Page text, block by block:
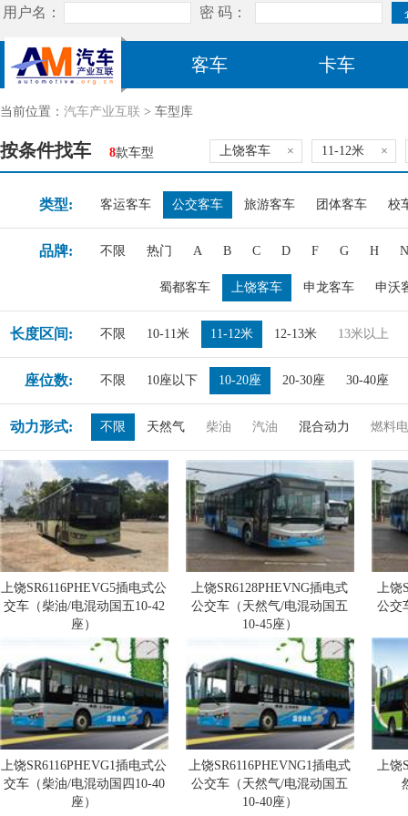
客车 卡车
当前位置： 汽车产业互联 > 车型库
按条件找车 8款车型 上饶客车 × 11-12米 ×
类型: 客运客车 公交客车 旅游客车 团体客车 校
品牌: 不限 热门 A B C D F G H N
蜀都客车 上饶客车 申龙客车 申沃
长度区间: 不限 10-11米 11-12米 12-13米 13米以上
座位数: 不限 10座以下 10-20座 20-30座 30-40座
动力形式: 不限 天然气 柴油 汽油 混合动力 燃料
上饶SR6116PHEVG5插电式公
交车（柴油/电混动国五10-42
座）
上饶SR6128PHEVNG插电式
公交车（天然气/电混动国五
10-45座）
上饶
公交
上饶SR6116PHEVG1插电式公
交车（柴油/电混动国四10-40
座）
上饶SR6116PHEVNG1插电式
公交车（天然气/电混动国五
10-40座）
上饶